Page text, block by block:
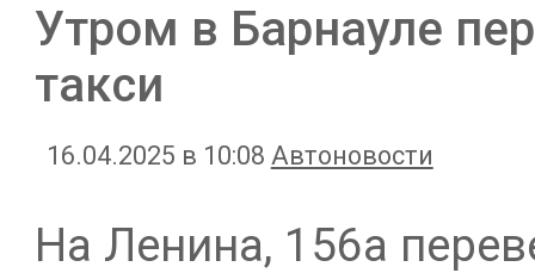
Утром в Барнауле
такси
16.04.2025 в 10:08 Автоновости
На Ленина, 156а